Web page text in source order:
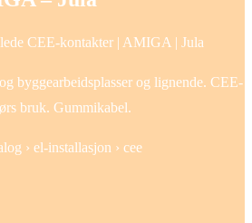
CEE-kontakter | AMIGA | Jula
byggearbeidsplasser og lignende. CEE-
bruk. Gummikabel.
› el-installasjon › cee